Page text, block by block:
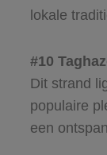
lokale
#10
Dit strand
populaire
een